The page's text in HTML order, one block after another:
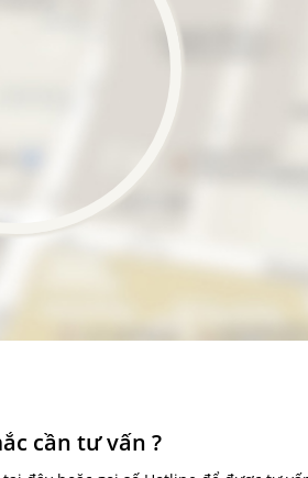
cần tư vấn ?